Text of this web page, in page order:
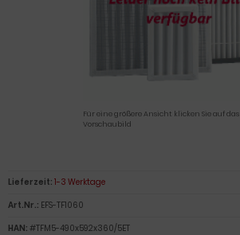
Für eine größere Ansicht klicken Sie auf das
Vorschaubild
Lieferzeit: 1-3 Werktage
Art.Nr.: EFS-TF1060
HAN: #TFM5-490x592x360/5ET